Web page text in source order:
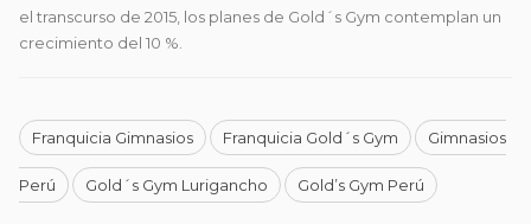
el transcurso de 2015, los planes de Gold´s Gym contemplan un
crecimiento del 10 %.
Franquicia Gimnasios Franquicia Gold´s Gym Gimnasios
Perú Gold´s Gym Lurigancho Gold’s Gym Perú